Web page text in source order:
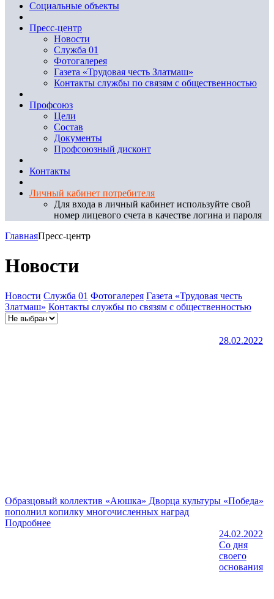
Социальные объекты
Пресс-центр
Новости
Служба 01
Фотогалерея
Газета «Трудовая честь Златмаш»
Контакты службы по связям с общественностью
Профсоюз
Цели
Состав
Документы
Профсоюзный дисконт
Контакты
Личный кабинет потребителя
Для входа в личный кабинет используйте свой
номер лицевого счета в качестве логина и пароля
ГлавнаяПресс-центр
Новости
Новости Служба 01 Фотогалерея Газета «Трудовая честь
Златмаш» Контакты службы по связям с общественностью
28.02.2022
Образцовый коллектив «Аюшка» Дворца культуры «Победа»
пополнил копилку многочисленных наград
Подробнее
24.02.2022
Со дня
своего
основания